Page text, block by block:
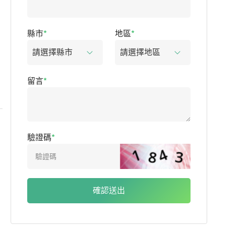
縣市 地區
留言
驗證碼
確認送出